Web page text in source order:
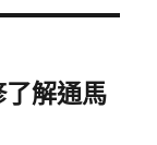
解通馬